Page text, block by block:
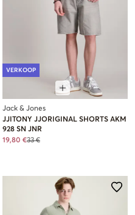
VERKOOP
Jack & Jones
JJITONY JJORIGINAL SHORTS AKM
928 SN JNR
19,80 €33 €